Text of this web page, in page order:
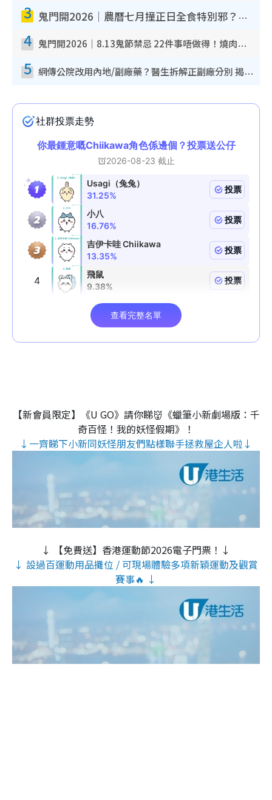
3 鬼門開2026｜農曆七月撞正日全食特別邪？專家警告切忌做一事！揭4大禁忌+2招保平安
4 鬼門開2026｜8.13鬼節禁忌 22件事唔做得！燒肉、刺身要少食？半夜勿吹口哨/打呢個電話
5 網傳公院改用內地/副廠藥？醫生拆解正副廠分別 揭4類人換藥隨時出事
【新會員限定】《U GO》請你睇👹《蠟筆小新劇場版：千
奇百怪！我的妖怪假期》！
↓一齊睇下小新同妖怪朋友們點樣聯手拯救屋企人啦↓
↓ 【免費送】香港運動節2026電子門票！↓
↓ 設過百運動用品攤位 / 可現場體驗多項新穎運動及觀賞
賽事🔥 ↓